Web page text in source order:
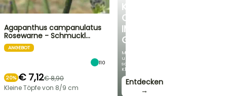
KÜHLE
OASE
IM
GARTEN
Mit
unseren
schönsten
Kletterpflanzen!
Entdecken
→
Agapanthus campanulatus
Rosewarne - Schmuckl…
ANGEBOT
110
20% € 7,12€ 8,90
Kleine Töpfe von 8/9 cm